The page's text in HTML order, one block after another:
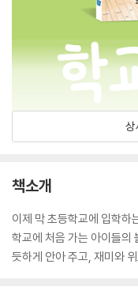
상
책소개
이제 막 초등학교에 입학하
학교에 처음 가는 아이들의
듯하게 안아 주고, 재미와